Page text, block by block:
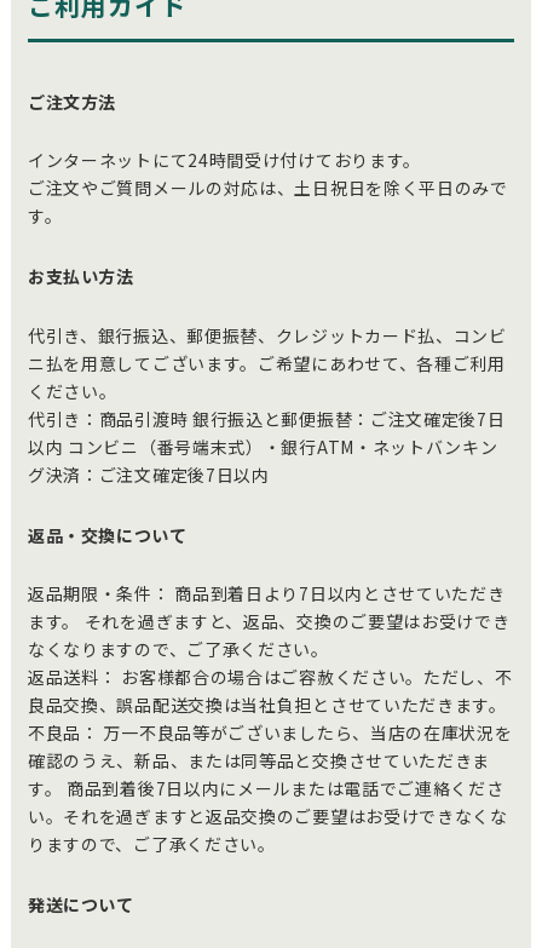
ご注文方法
インターネットにて24時間受け付けております。
ご注文やご質問メールの対応は、土日祝日を除く平日のみで
す。
お支払い方法
代引き、銀行振込、郵便振替、クレジットカード払、コンビ
ニ払を用意してございます。ご希望にあわせて、各種ご利用
ください。
代引き：商品引渡時 銀行振込と郵便振替：ご注文確定後7日
以内 コンビニ（番号端末式）・銀行ATM・ネットバンキン
グ決済：ご注文確定後7日以内
返品・交換について
返品期限・条件： 商品到着日より7日以内とさせていただき
ます。 それを過ぎますと、返品、交換のご要望はお受けでき
なくなりますので、ご了承ください。
返品送料： お客様都合の場合はご容赦ください。ただし、不
良品交換、誤品配送交換は当社負担とさせていただきます。
不良品： 万一不良品等がございましたら、当店の在庫状況を
確認のうえ、新品、または同等品と交換させていただきま
す。 商品到着後7日以内にメールまたは電話でご連絡くださ
い。それを過ぎますと返品交換のご要望はお受けできなくな
りますので、ご了承ください。
発送について